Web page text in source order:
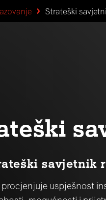
Strateški
savjetnik
procjenjuje uspješnost